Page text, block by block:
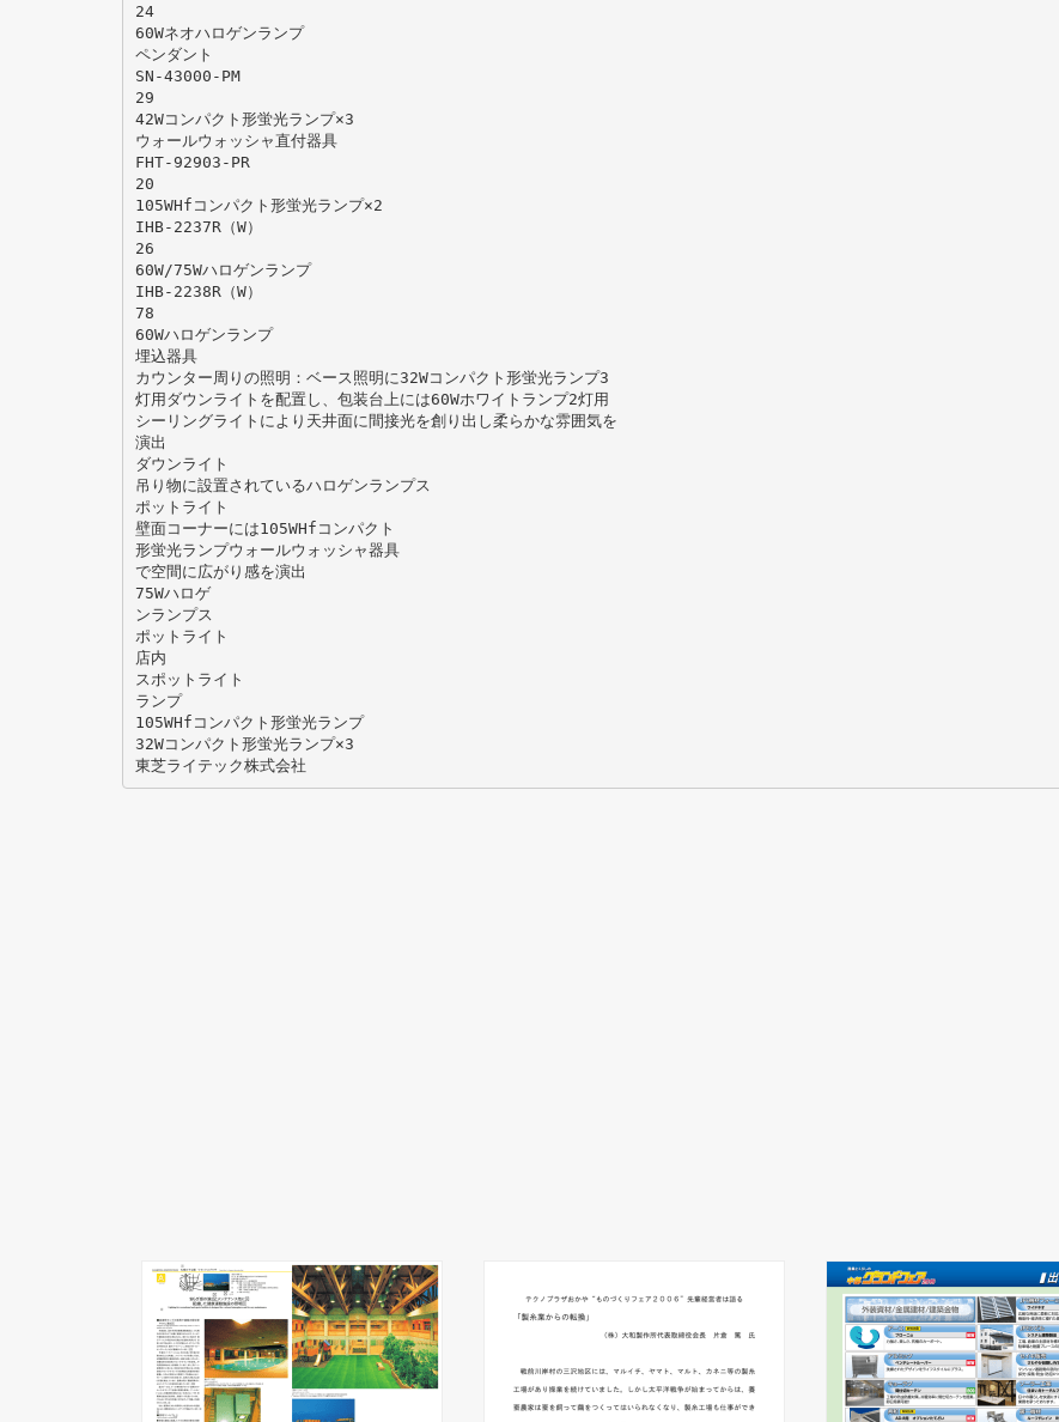
24
60Wネオハロゲンランプ
ペンダント
SN-43000-PM
29
42Wコンパクト形蛍光ランプ×3
ウォールウォッシャ直付器具
FHT-92903-PR
20
105WHfコンパクト形蛍光ランプ×2
IHB-2237R（W）
26
60W/75Wハロゲンランプ
IHB-2238R（W）
78
60Wハロゲンランプ
埋込器具
カウンター周りの照明：ベース照明に32Wコンパクト形蛍光ランプ3
灯用ダウンライトを配置し、包装台上には60Wホワイトランプ2灯用
シーリングライトにより天井面に間接光を創り出し柔らかな雰囲気を
演出
ダウンライト
吊り物に設置されているハロゲンランプス
ポットライト
壁面コーナーには105WHfコンパクト
形蛍光ランプウォールウォッシャ器具
で空間に広がり感を演出
75Wハロゲ
ンランプス
ポットライト
店内
スポットライト
ランプ
105WHfコンパクト形蛍光ランプ
32Wコンパクト形蛍光ランプ×3